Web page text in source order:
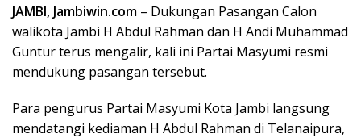
JAMBI, Jambiwin.com – Dukungan Pasangan Calon
walikota Jambi H Abdul Rahman dan H Andi Muhammad
Guntur terus mengalir, kali ini Partai Masyumi resmi
mendukung pasangan tersebut.
Para pengurus Partai Masyumi Kota Jambi langsung
mendatangi kediaman H Abdul Rahman di Telanaipura,